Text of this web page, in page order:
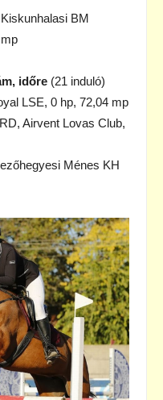
BM
időre (21 induló)
LSE, 0 hp, 72,04 mp
Airvent Lovas Club,
Ménes KH